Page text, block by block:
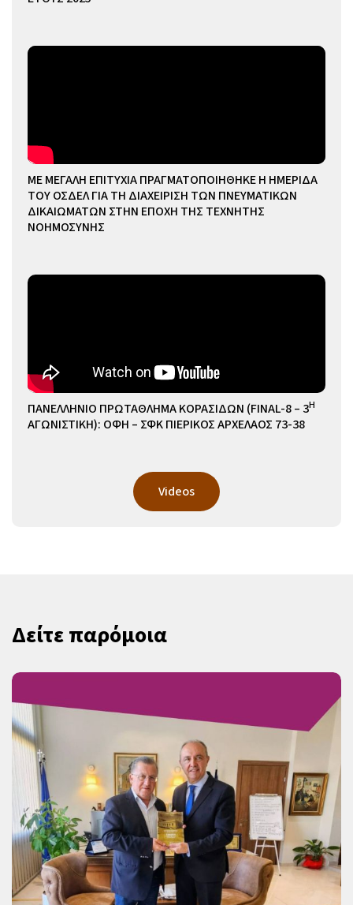
ΜΕ ΜΕΓΑΛΗ ΕΠΙΤΥΧΙΑ ΠΡΑΓΜΑΤΟΠΟΙΗΘΗΚΕ Η ΗΜΕΡΙΔΑ
ΤΟΥ ΟΣΔΕΛ ΓΙΑ ΤΗ ΔΙΑΧΕΙΡΙΣΗ ΤΩΝ ΠΝΕΥΜΑΤΙΚΩΝ
ΔΙΚΑΙΩΜΑΤΩΝ ΣΤΗΝ ΕΠΟΧΗ ΤΗΣ ΤΕΧΝΗΤΗΣ
ΝΟΗΜΟΣΥΝΗΣ
ΠΑΝΕΛΛΗΝΙΟ ΠΡΩΤΑΘΛΗΜΑ ΚΟΡΑΣΙΔΩΝ (FINAL-8 – 3Η
ΑΓΩΝΙΣΤΙΚΗ): ΟΦΗ – ΣΦΚ ΠΙΕΡΙΚΟΣ ΑΡΧΕΛΑΟΣ 73-38
Videos
Δείτε παρόμοια